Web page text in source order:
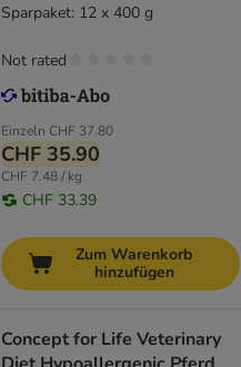
Sparpaket: 12 x 400 g
Einzeln CHF 37.80
CHF 35.90
CHF 7.48 / kg
CHF 33.39
Not rated
Zum Warenkorb
hinzufügen
Concept for Life Veterinary